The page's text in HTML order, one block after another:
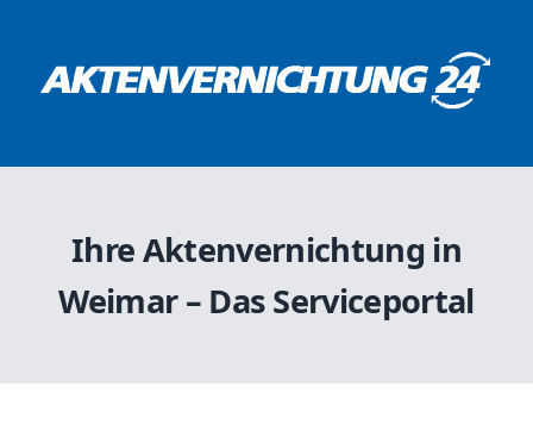
Ihre Aktenvernichtung in
Weimar – Das Serviceportal